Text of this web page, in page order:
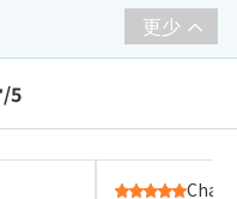
更少
/5
Chan